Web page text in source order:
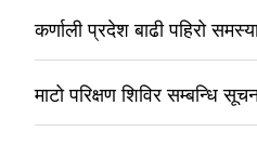
कर्णाली प्रदेश बाढी पहिरो
माटो परिक्षण शिविर सम्बन्धि